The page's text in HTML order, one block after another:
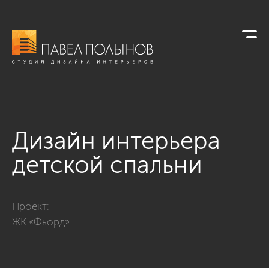
Дизайн интерьера
детской спальни
Проект:
ЖК «Фьорд»